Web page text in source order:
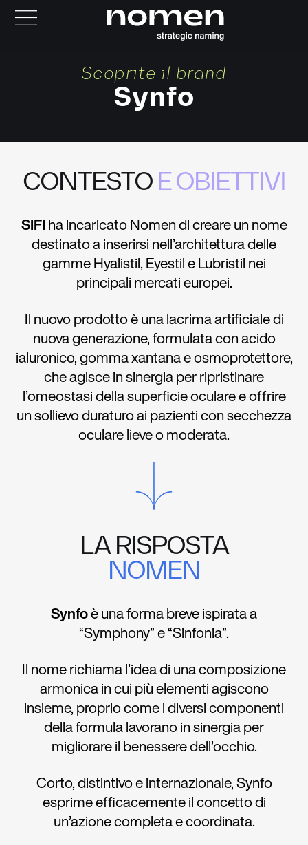
Scoprite il brand
Synfo
CONTESTO E OBIETTIVI
SIFIha incaricato Nomen di creare un nome
destinato a inserirsi nell’architettura delle
gamme Hyalistil, Eyestil e Lubristil nei
principali mercati europei.
Il nuovo prodotto è una lacrima artificiale di
nuova generazione, formulata con acido
ialuronico, gomma xantana e osmoprotettore,
che agisce in sinergia per ripristinare
l’omeostasi della superficie oculare e offrire
un sollievo duraturo ai pazienti con secchezza
oculare lieve o moderata.
LA RISPOSTA
NOMEN
Synfoè una forma breve ispirata a
“Symphony” e “Sinfonia”.
Il nome richiama l’idea di una composizione
armonica in cui più elementi agiscono
insieme, proprio come i diversi componenti
della formula lavorano in sinergia per
migliorare il benessere dell’occhio.
Corto, distintivo e internazionale, Synfo
esprime efficacemente il concetto di
un’azione completa e coordinata.